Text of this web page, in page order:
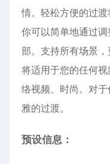
情。轻松方便的过渡
你可以简单地通过
部。支持所有场景
将适用于您的任何
络视频、时尚。对
雅的过渡。
预设信息：